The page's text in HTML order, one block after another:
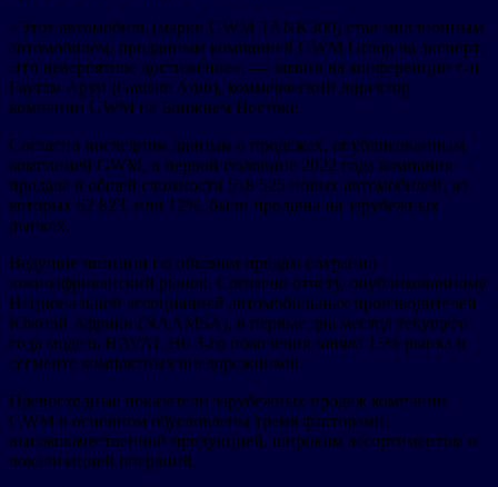
«Этот автомобиль (марки GWM TANK300) стал миллионным
автомобилем, проданным компанией GWM Group на экспорт.
Это невероятное достижение», — заявил на конференции г-н
Гаутам Арун (Gautam Arun), коммерческий директор
компании GWM на Ближнем Востоке.
Согласно последним данным о продажах, опубликованным
компанией GWM, в первой половине 2022 года компания
продала в общей сложности 518 525 новых автомобилей, из
которых 62 823, или 12%, были проданы на зарубежных
рынках.
Ведущие позиции по объемам продаж сохранил
южноафриканский рынок. Согласно отчету, опубликованному
Национальной ассоциацией автомобильных производителей
Южной Африки (NAAMSA), в первые два месяца текущего
года модель HAVAL H6 3-го поколения заняла 15% рынка в
сегменте компактных внедорожников.
Превосходные показатели зарубежных продаж компании
GWM в основном обусловлены тремя факторами:
высококачественной продукцией, широким ассортиментом и
локализацией операций.